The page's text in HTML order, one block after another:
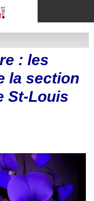
: les
la section
St-Louis